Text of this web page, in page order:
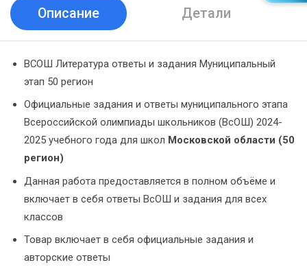
Описание Детали
ВСОШ Литература ответы и задания Муниципальный
этап 50 регион
Официальные задания и ответы муниципального этапа
Всероссийской олимпиады школьников (ВсОШ) 2024-
2025 учебного года для школ Московской области (50
регион)
Данная работа предоставляется в полном объёме и
включает в себя ответы ВсОШ и задания для всех
классов
Товар включает в себя официальные задания и
авторские ответы